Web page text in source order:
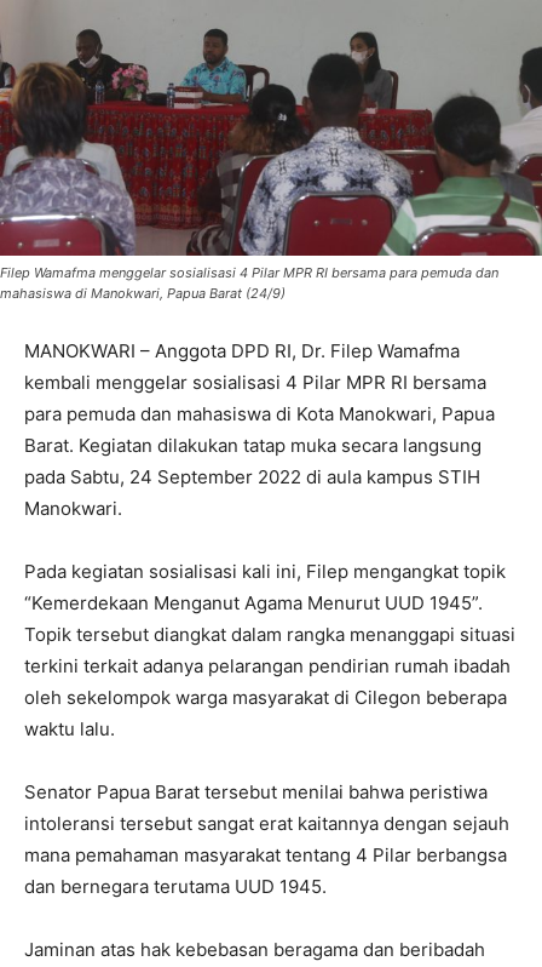
Filep Wamafma menggelar sosialisasi 4 Pilar MPR RI bersama para pemuda dan
mahasiswa di Manokwari, Papua Barat (24/9)
MANOKWARI – Anggota DPD RI, Dr. Filep Wamafma
kembali menggelar sosialisasi 4 Pilar MPR RI bersama
para pemuda dan mahasiswa di Kota Manokwari, Papua
Barat. Kegiatan dilakukan tatap muka secara langsung
pada Sabtu, 24 September 2022 di aula kampus STIH
Manokwari.
Pada kegiatan sosialisasi kali ini, Filep mengangkat topik
“Kemerdekaan Menganut Agama Menurut UUD 1945”.
Topik tersebut diangkat dalam rangka menanggapi situasi
terkini terkait adanya pelarangan pendirian rumah ibadah
oleh sekelompok warga masyarakat di Cilegon beberapa
waktu lalu.
Senator Papua Barat tersebut menilai bahwa peristiwa
intoleransi tersebut sangat erat kaitannya dengan sejauh
mana pemahaman masyarakat tentang 4 Pilar berbangsa
dan bernegara terutama UUD 1945.
Jaminan atas hak kebebasan beragama dan beribadah